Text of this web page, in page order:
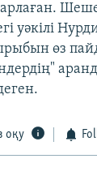
уәкілі
өз
оқу